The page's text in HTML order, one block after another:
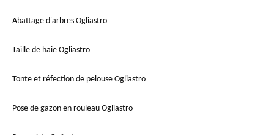
Abattage d'arbres Ogliastro
Taille de haie Ogliastro
Tonte et réfection de pelouse Ogliastro
Pose de gazon en rouleau Ogliastro